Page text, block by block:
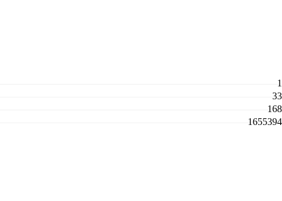
1
33
168
1655394